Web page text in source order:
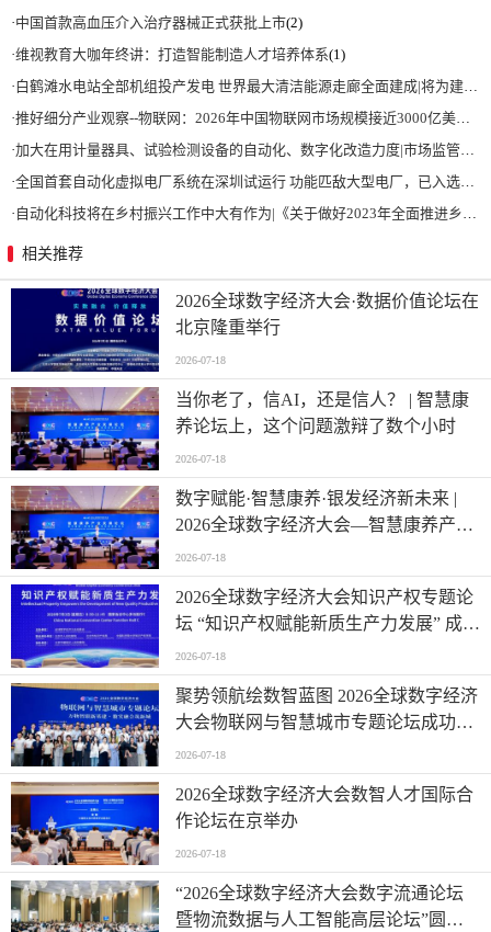
·中国首款高血压介入治疗器械正式获批上市(2)
·维视教育大咖年终讲：打造智能制造人才培养体系(1)
·白鹤滩水电站全部机组投产发电 世界最大清洁能源走廊全面建成|将为建设新型能源体系、保障国家能源安全、实现“双碳”目标提供有力支撑
·推好细分产业观察--物联网：2026年中国物联网市场规模接近3000亿美元 智慧工厂、智慧城市、智慧电网等将占60%以上
·加大在用计量器具、试验检测设备的自动化、数字化改造力度|市场监管总局 工业和信息化部 关于促进企业计量能力提升的指导意见
·全国首套自动化虚拟电厂系统在深圳试运行 功能匹敌大型电厂，已入选国际典型案例
· 自动化科技将在乡村振兴工作中大有作为|《关于做好2023年全面推进乡村振兴重点工作的意见》发布
相关推荐
2026全球数字经济大会·数据价值论坛在
北京隆重举行
2026-07-18
当你老了，信AI，还是信人？ | 智慧康
养论坛上，这个问题激辩了数个小时
2026-07-18
数字赋能·智慧康养·银发经济新未来 |
2026全球数字经济大会—智慧康养产业
发展论坛在京举办
2026-07-18
2026全球数字经济大会知识产权专题论
坛 “知识产权赋能新质生产力发展” 成功
举办
2026-07-18
聚势领航绘数智蓝图 2026全球数字经济
大会物联网与智慧城市专题论坛成功举
办
2026-07-18
2026全球数字经济大会数智人才国际合
作论坛在京举办
2026-07-18
“2026全球数字经济大会数字流通论坛
暨物流数据与人工智能高层论坛”圆满